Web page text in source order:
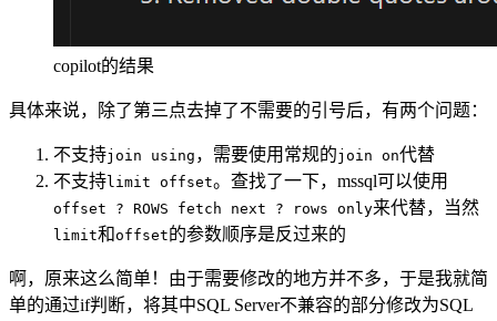
copilot的结果
具体来说，除了第三点去掉了不需要的引号后，有两个问题：
不支持join using ，需要使用常规的join on代替
不支持limit offset。查找了一下，mssql可以使用
offset ? ROWS fetch next ? rows only来代替，当然
limit和offset 的参数顺序是反过来的
啊，原来这么简单！由于需要修改的地方并不多，于是我就简
单的通过if判断，将其中SQL Server不兼容的部分修改为SQL